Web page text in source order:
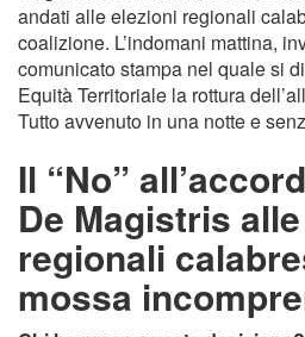
andati alle elezioni regionali
coalizione. L’indomani mattina,
comunicato stampa nel quale si
Equità Territoriale la rottura
Tutto avvenuto in una notte e
Il “No”
De Magistris
regionali
mossa